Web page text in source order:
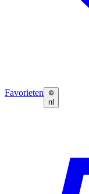
Favorieten
nl